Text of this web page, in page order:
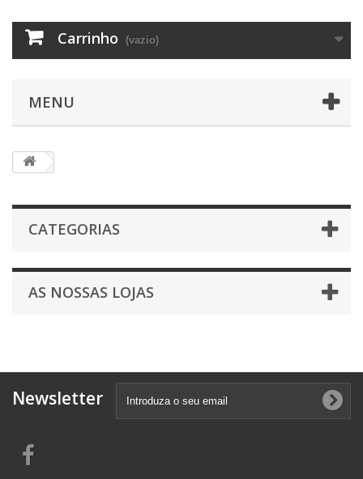
Carrinho (vazio)
MENU
CATEGORIAS
AS NOSSAS LOJAS
Newsletter